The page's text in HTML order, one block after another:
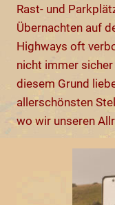
Rast- und
Übernachten auf
Highways oft
nicht immer sicher
diesem Grund
allerschönsten
wo wir unseren